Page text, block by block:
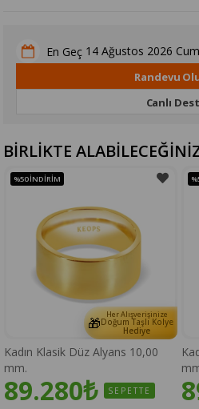
En Geç 14 Ağustos 2026
Randevu
Canlı
BİRLİKTE
🎁 Her Alışverişinize
Doğum Taşlı Kolye
Hediye
Kadın Klasik Düz Alyans 10,00
mm.
89.280₺ SEPETTE
%50 İNDIRIM